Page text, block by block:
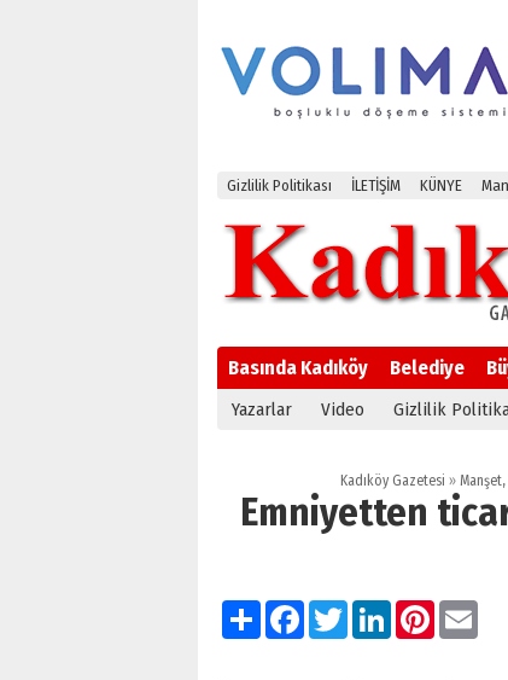
Gizlilik Politikası İLETİŞİM KÜNYE
Basında Kadıköy Belediye
Yazarlar Video Gizlilik
Kadıköy Gazetesi » Manşet,
Emniyetten
PaylaşFacebook
TwitterLinkedInPinterest